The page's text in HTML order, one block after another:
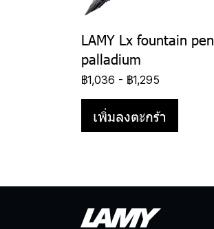
LAMY Lx fountain pen
palladium
฿1,036 - ฿1,295
เพิ่มลงตะกร้า